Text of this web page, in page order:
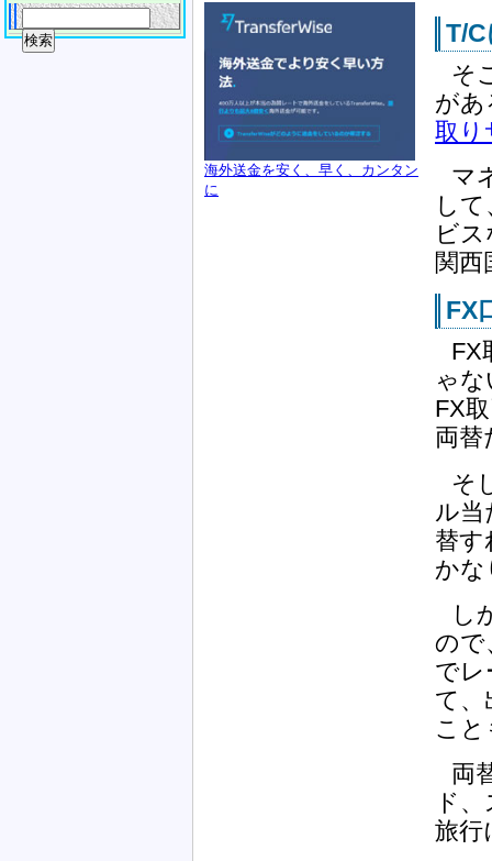
T/
そ
があ
取り
マ
し
ビ
関西
FX
FX
ゃ
FX
両替
そ
ル当
替す
かな
し
ので
でレ
て
こ
両
ド
旅行
海外送金を安く、早く、カンタン
に